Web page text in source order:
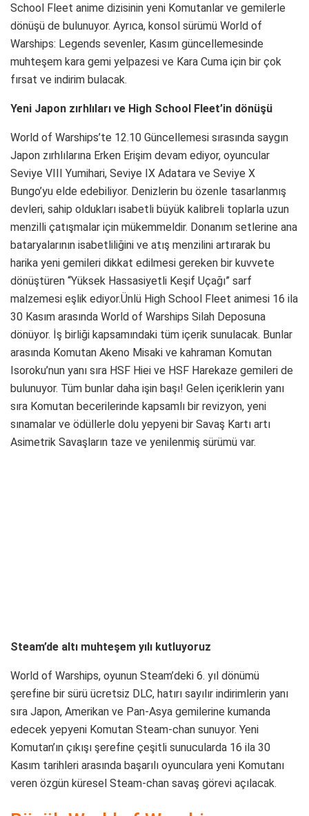
School Fleet anime dizisinin yeni Komutanlar ve gemilerle
dönüşü de bulunuyor. Ayrıca, konsol sürümü World of
Warships: Legends sevenler, Kasım güncellemesinde
muhteşem kara gemi yelpazesi ve Kara Cuma için bir çok
fırsat ve indirim bulacak.
Yeni Japon zırhlıları ve High School Fleet’in dönüşü
World of Warships’te 12.10 Güncellemesi sırasında saygın
Japon zırhlılarına Erken Erişim devam ediyor, oyuncular
Seviye VIII Yumihari, Seviye IX Adatara ve Seviye X
Bungo’yu elde edebiliyor. Denizlerin bu özenle tasarlanmış
devleri, sahip oldukları isabetli büyük kalibreli toplarla uzun
menzilli çatışmalar için mükemmeldir. Donanım setlerine ana
bataryalarının isabetliliğini ve atış menzilini artırarak bu
harika yeni gemileri dikkat edilmesi gereken bir kuvvete
dönüştüren “Yüksek Hassasiyetli Keşif Uçağı” sarf
malzemesi eşlik ediyor.Ünlü High School Fleet animesi 16 ila
30 Kasım arasında World of Warships Silah Deposuna
dönüyor. İş birliği kapsamındaki tüm içerik sunulacak. Bunlar
arasında Komutan Akeno Misaki ve kahraman Komutan
Isoroku’nun yanı sıra HSF Hiei ve HSF Harekaze gemileri de
bulunuyor. Tüm bunlar daha işin başı! Gelen içeriklerin yanı
sıra Komutan becerilerinde kapsamlı bir revizyon, yeni
sınamalar ve ödüllerle dolu yepyeni bir Savaş Kartı artı
Asimetrik Savaşların taze ve yenilenmiş sürümü var.
Steam’de altı muhteşem yılı kutluyoruz
World of Warships, oyunun Steam’deki 6. yıl dönümü
şerefine bir sürü ücretsiz DLC, hatırı sayılır indirimlerin yanı
sıra Japon, Amerikan ve Pan-Asya gemilerine kumanda
edecek yepyeni Komutan Steam-chan sunuyor. Yeni
Komutan’ın çıkışı şerefine çeşitli sunucularda 16 ila 30
Kasım tarihleri arasında başarılı oyunculara yeni Komutanı
veren özgün küresel Steam-chan savaş görevi açılacak.